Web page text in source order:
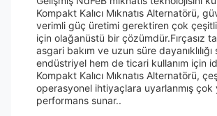
Kompakt Kalıcı Mıknatıs Alternatörü,
verimli güç üretimi gerektiren çok
için olağanüstü bir çözümdür.Fırçasız
asgari bakım ve uzun süre
endüstriyel hem de ticari kullanım için
Kompakt Kalıcı Mıknatıs Alternatörü,
operasyonel ihtiyaçlara uyarlanmış çok
performans sunar..